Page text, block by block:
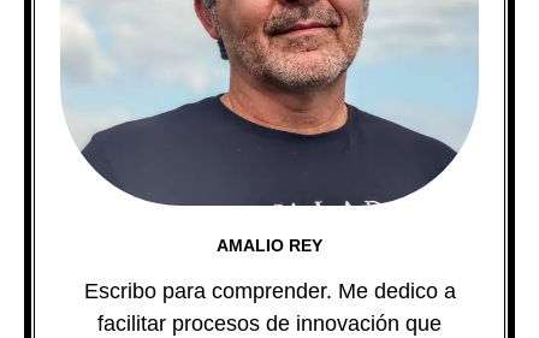
AMALIO REY
Escribo para comprender. Me dedico a
facilitar procesos de innovación que